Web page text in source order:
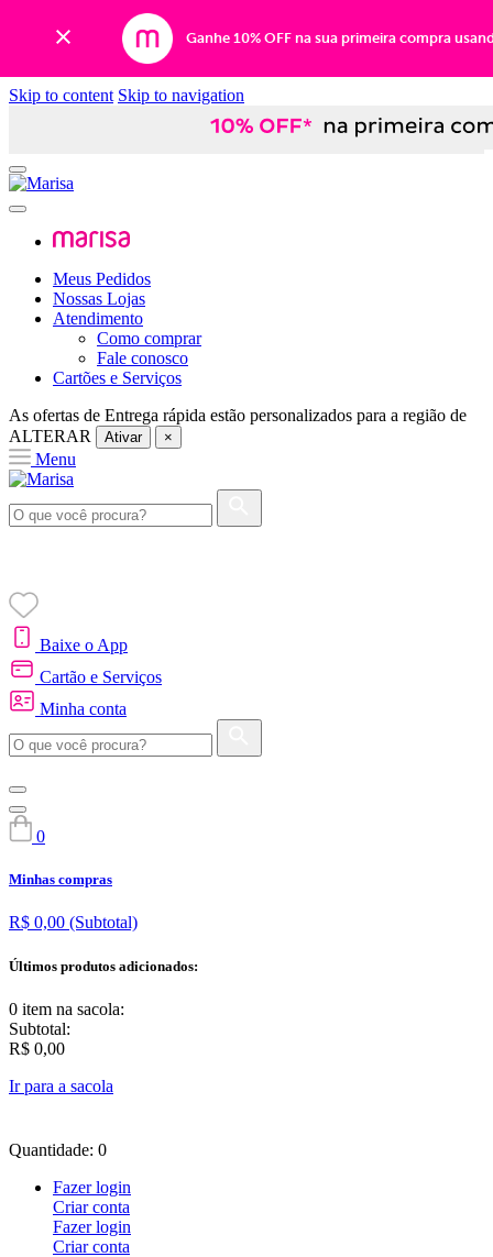
Ganhe 10% OFF na sua primeira compra
Skip to content Skip to navigation
Meus Pedidos
Nossas Lojas
Atendimento
Como comprar
Fale conosco
Cartões e Serviços
As ofertas de Entrega rápida estão personalizados para a região de
ALTERAR
Ativar ×
Menu
Baixe o App
Cartão e Serviços
Minha conta
0
Minhas compras
R$ 0,00 (Subtotal)
Últimos produtos adicionados:
0 item na sacola:
Subtotal:
R$ 0,00
Ir para a sacola
Quantidade: 0
Fazer login
Criar conta
Fazer login
Criar conta